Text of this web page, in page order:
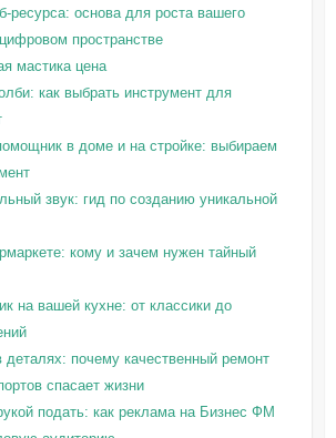
ресурса: основа для роста вашего
пространстве
мастика цена
как выбрать инструмент для
в доме и на стройке: выбираем
звук: гид по созданию уникальной
кому и зачем нужен тайный
на вашей кухне: от классики до
деталях: почему качественный ремонт
спасает жизни
подать: как реклама на Бизнес ФМ